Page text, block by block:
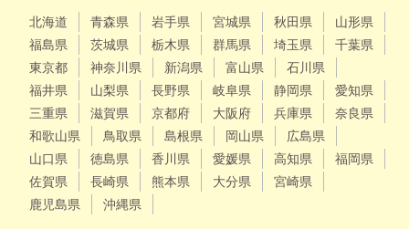
北海道 青森県 岩手県 宮城県 秋田県
山形県
福島県
茨城県 栃木県 群馬県 埼玉県
千葉県
東京都
神奈川県 新潟県 富山県
石川県
福井県
山梨県 長野県 岐阜県 静岡県
愛知県
三重県
滋賀県 京都府 大阪府 兵庫県
奈良県
和歌山県
鳥取県 島根県 岡山県
広島県
山口県
徳島県 香川県 愛媛県 高知県
福岡県
佐賀県
長崎県 熊本県 大分県
宮崎県
鹿児島県
沖縄県